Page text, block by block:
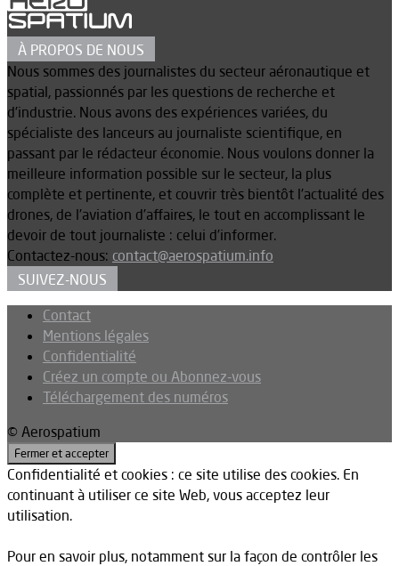
À PROPOS DE NOUS
Nous sommes des journalistes du secteur aéronautique et
spatial, passionnés par les questions de recherche et
d’industrie. Nous avons des expériences variées, du
spécialiste des lanceurs au journaliste scientifique, en
passant par le rédacteur économie. Nous voulons donner la
meilleure information possible sur le secteur, la plus
complète et pertinente, et couvrir très bientôt l’actualité des
drones, de l’aviation d’affaires, le tout en accomplissant le
devoir de tout journaliste : celui d’informer.
Contactez-nous: contact@aerospatium.info
SUIVEZ-NOUS
Contact
Mentions légales
Confidentialité
Créez un compte ou Abonnez-vous
Téléchargement des numéros
© Aerospatium
Confidentialité et cookies : ce site utilise des cookies. En
continuant à utiliser ce site Web, vous acceptez leur
utilisation.
Pour en savoir plus, notamment sur la façon de contrôler les